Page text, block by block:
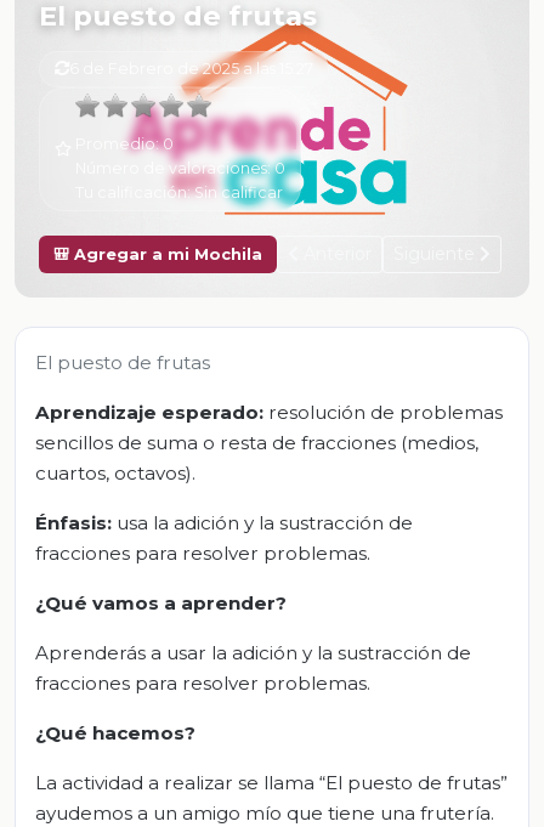
El puesto de frutas
6 de Febrero de 2025 a las 15:27
Promedio:0
Número de valoraciones:0
Tu calificación:Sin calificar
🎒 Agregar a mi Mochila
El puesto de frutas
Aprendizaje esperado: resolución de problemas
sencillos de suma o resta de fracciones (medios,
cuartos, octavos).
Énfasis: usa la adición y la sustracción de
fracciones para resolver problemas.
¿Qué vamos a aprender?
Aprenderás a usar la adición y la sustracción de
fracciones para resolver problemas.
¿Qué hacemos?
La actividad a realizar se llama “El puesto de frutas”
ayudemos a un amigo mío que tiene una frutería.